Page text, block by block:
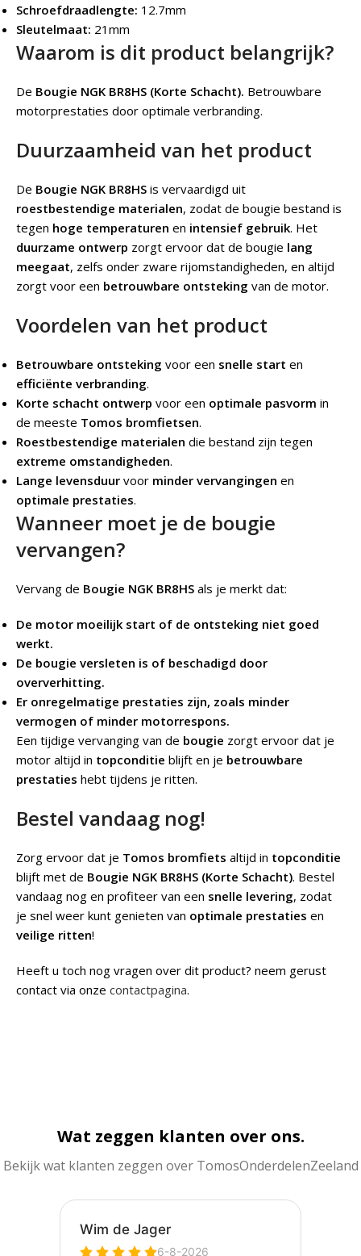
Schroefdraadlengte: 12.7mm
Sleutelmaat: 21mm
Waarom is dit product belangrijk?
De Bougie NGK BR8HS (Korte Schacht). Betrouwbare
motorprestaties door optimale verbranding.
Duurzaamheid van het product
De Bougie NGK BR8HS is vervaardigd uit
roestbestendige materialen, zodat de bougie bestand is
tegen hoge temperaturen en intensief gebruik. Het
duurzame ontwerp zorgt ervoor dat de bougie lang
meegaat, zelfs onder zware rijomstandigheden, en altijd
zorgt voor een betrouwbare ontsteking van de motor.
Voordelen van het product
Betrouwbare ontsteking voor een snelle start en
efficiënte verbranding.
Korte schacht ontwerp voor een optimale pasvorm in
de meeste Tomos bromfietsen.
Roestbestendige materialen die bestand zijn tegen
extreme omstandigheden.
Lange levensduur voor minder vervangingen en
optimale prestaties.
Wanneer moet je de bougie
vervangen?
Vervang de Bougie NGK BR8HS als je merkt dat:
De motor moeilijk start of de ontsteking niet goed
werkt.
De bougie versleten is of beschadigd door
oververhitting.
Er onregelmatige prestaties zijn, zoals minder
vermogen of minder motorrespons.
Een tijdige vervanging van de bougie zorgt ervoor dat je
motor altijd in topconditie blijft en je betrouwbare
prestaties hebt tijdens je ritten.
Bestel vandaag nog!
Zorg ervoor dat je Tomos bromfiets altijd in topconditie
blijft met de Bougie NGK BR8HS (Korte Schacht). Bestel
vandaag nog en profiteer van een snelle levering, zodat
je snel weer kunt genieten van optimale prestaties en
veilige ritten!
Heeft u toch nog vragen over dit product? neem gerust
contact via onze contactpagina.
Wat zeggen klanten over ons.
Bekijk wat klanten zeggen over TomosOnderdelenZeeland